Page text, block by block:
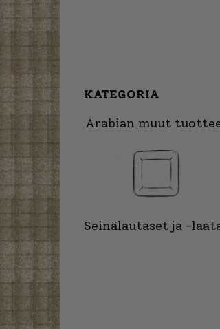
KATEGORIA
Arabian muut
Seinälautaset ja -